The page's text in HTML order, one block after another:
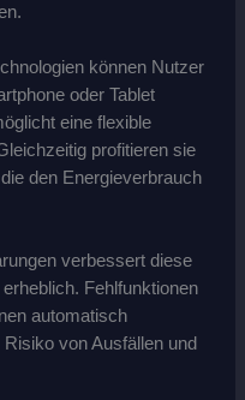
können Nutzer
oder Tablet
eine flexible
profitieren sie
den Energieverbrauch
verbessert diese
Fehlfunktionen
automatisch
von Ausfällen und